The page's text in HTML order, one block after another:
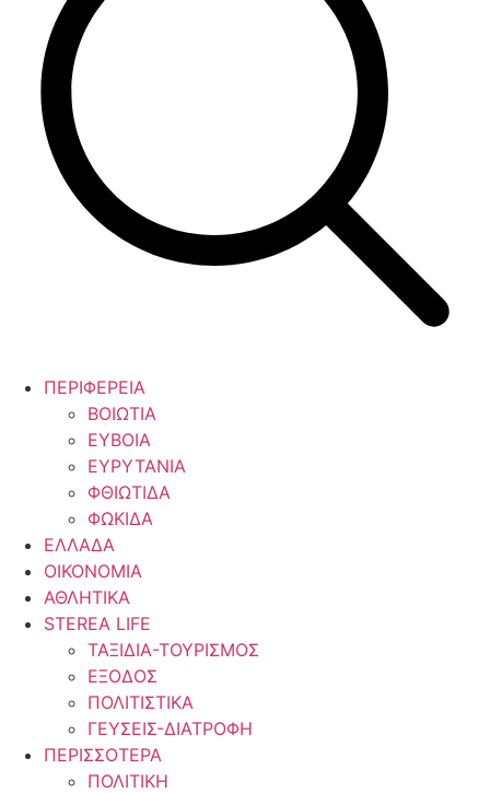
ΠΕΡΙΦΕΡΕΙΑ
ΒΟΙΩΤΙΑ
ΕΥΒΟΙΑ
ΕΥΡΥΤΑΝΙΑ
ΦΘΙΩΤΙΔΑ
ΦΩΚΙΔΑ
ΕΛΛΑΔΑ
ΟΙΚΟΝΟΜΙΑ
ΑΘΛΗΤΙΚΑ
STEREA LIFE
ΤΑΞΙΔΙΑ-ΤΟΥΡΙΣΜΟΣ
ΕΞΟΔΟΣ
ΠΟΛΙΤΙΣΤΙΚΑ
ΓΕΥΣΕΙΣ-ΔΙΑΤΡΟΦΗ
ΠΕΡΙΣΣΟΤΕΡΑ
ΠΟΛΙΤΙΚΗ